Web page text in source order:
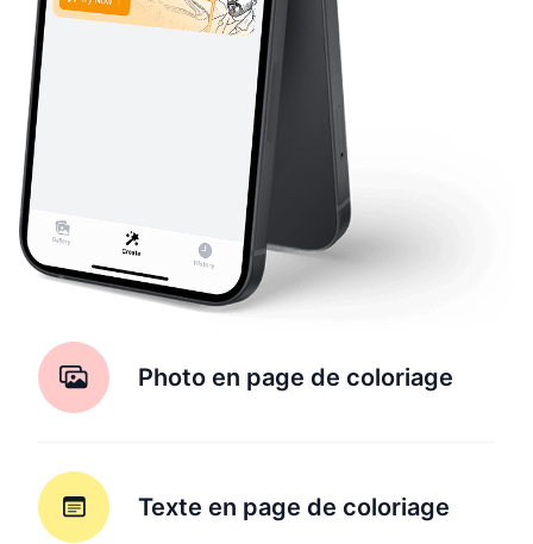
Photo en page de coloriage
Texte en page de coloriage